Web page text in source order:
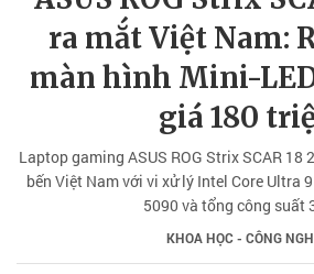
ra mắt Việt Nam:
màn hình Mini-
giá 180
Laptop gaming ASUS ROG Strix SCAR 18
bến Việt Nam với vi xử lý Intel Core Ultra
5090 và tổng công suất
KHOA HỌC - CÔNG